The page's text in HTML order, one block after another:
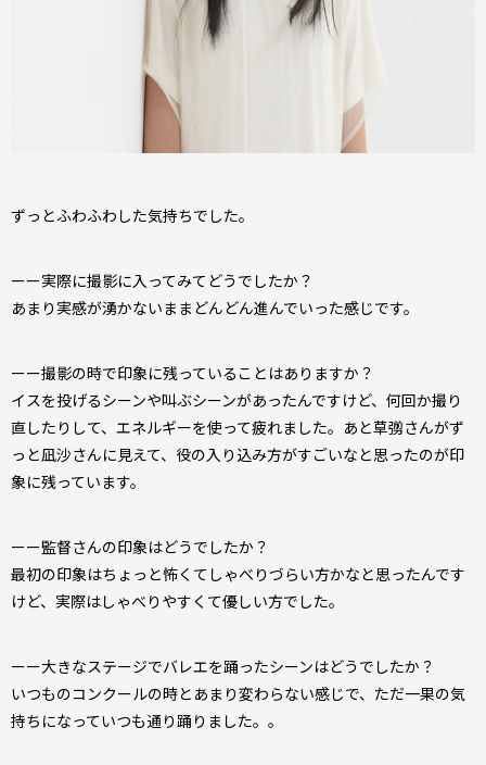
ずっとふわふわした気持ちでした。
ーー実際に撮影に入ってみてどうでしたか？
あまり実感が湧かないままどんどん進んでいった感じです。
ーー撮影の時で印象に残っていることはありますか？
イスを投げるシーンや叫ぶシーンがあったんですけど、何回か撮り
直したりして、エネルギーを使って疲れました。あと草彅さんがず
っと凪沙さんに見えて、役の入り込み方がすごいなと思ったのが印
象に残っています。
ーー監督さんの印象はどうでしたか？
最初の印象はちょっと怖くてしゃべりづらい方かなと思ったんです
けど、実際はしゃべりやすくて優しい方でした。
ーー大きなステージでバレエを踊ったシーンはどうでしたか？
いつものコンクールの時とあまり変わらない感じで、ただ一果の気
持ちになっていつも通り踊りました。。